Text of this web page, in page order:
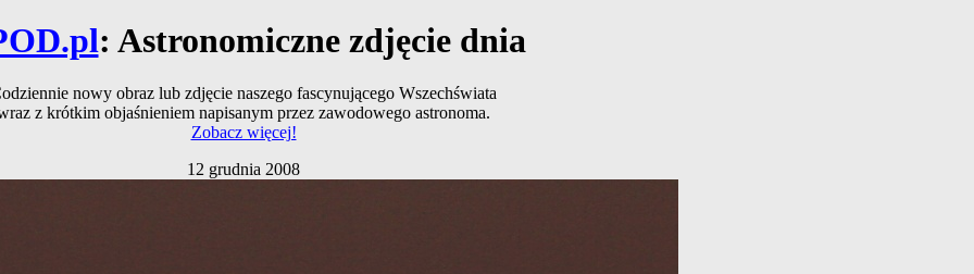
: Astronomiczne zdjęcie dnia
nowy obraz lub zdjęcie naszego fascynującego Wszechświata
z krótkim objaśnieniem napisanym przez zawodowego astronoma.
Zobacz więcej!
12 grudnia 2008